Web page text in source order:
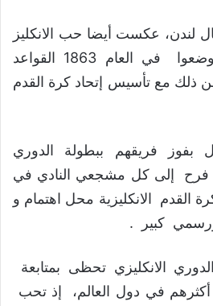
لندن، عكست أيضا حب الانكليز
للمستديرة، فهم من وضعوا في العام 1863 القواعد
ذلك مع تأسيس إتحاد كرة القدم
بفوز فريقهم ببطولة الدوري
فرح إلى كل مشجعي النادي في
القدم الانكليزية محل اهتمام و
كبير .
الانكليزي تحظى بمتابعة
في دول العالم، إذ تحب